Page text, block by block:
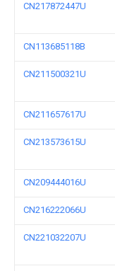
CN217872447U
CN113685118B
CN211500321U
CN211657617U
CN213573615U
CN209444016U
CN216222066U
CN221032207U